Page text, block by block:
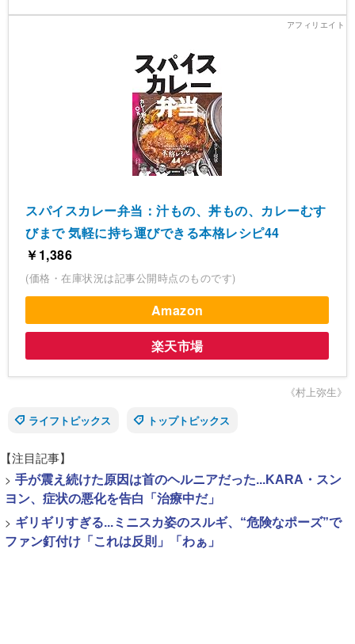
スパイスカレー弁当：汁もの、丼もの、カレーむす
びまで 気軽に持ち運びできる本格レシピ44
￥1,386
(価格・在庫状況は記事公開時点のものです)
Amazon
楽天市場
《村上弥生》
ライフトピックス
トップトピックス
【注目記事】
> 手が震え続けた原因は首のヘルニアだった...KARA・スン
ヨン、症状の悪化を告白「治療中だ」
> ギリギリすぎる...ミニスカ姿のスルギ、“危険なポーズ”で
ファン釘付け「これは反則」「わぁ」